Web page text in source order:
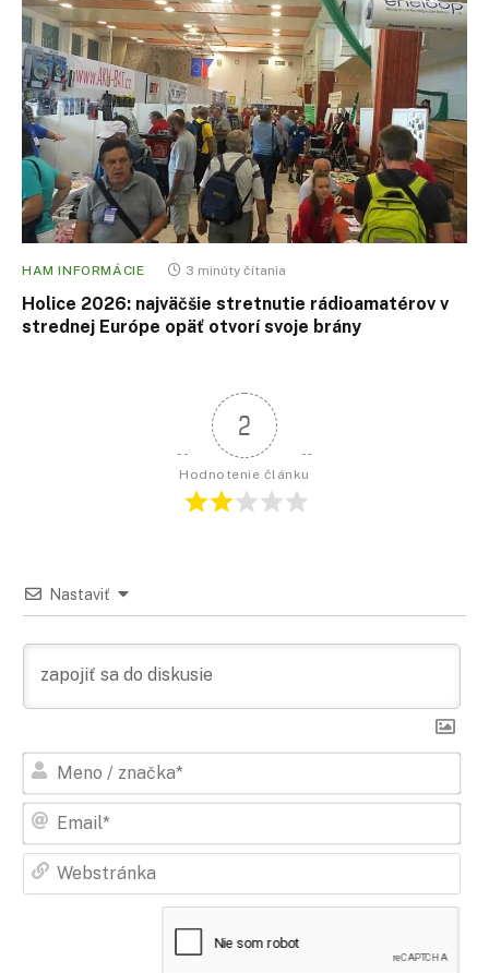
HAM INFORMÁCIE 3 minúty čítania
Holice 2026: najväčšie stretnutie rádioamatérov v
strednej Európe opäť otvorí svoje brány
2
Hodnotenie článku
Nastaviť